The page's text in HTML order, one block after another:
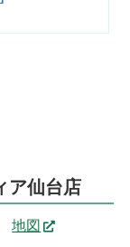
ア仙台店
地図